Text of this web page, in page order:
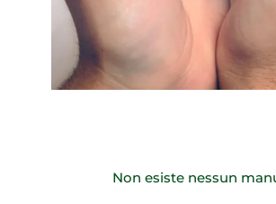
Non esiste nessun